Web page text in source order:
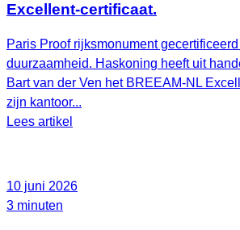
Excellent-certificaat.
Paris Proof rijksmonument
duurzaamheid. Haskoning heeft uit
Bart van der Ven het BREEAM‑NL
zijn kantoor...
Lees artikel
10 juni 2026
3 minuten